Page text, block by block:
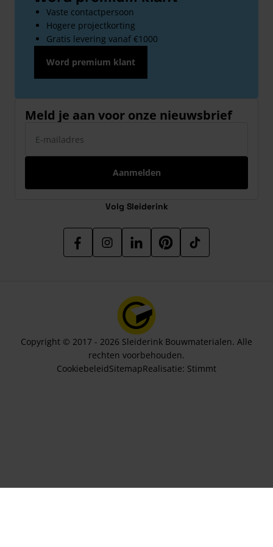
Vaste contactpersoon
Hogere projectkorting
Gratis levering vanaf €1000
Word premium klant
Meld je aan voor onze nieuwsbrief
Aanmelden
Volg Sleiderink
Copyright © 2017 - 2026 Sleiderink Bouwmaterialen. Alle
rechten voorbehouden.
CookiebeleidSitemapRealisatie: Stimmt